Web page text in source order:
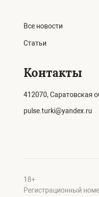
Все новости
Статьи
Контакты
412070, Саратовская
pulse.turki@yandex.ru
18+
Регистрационный